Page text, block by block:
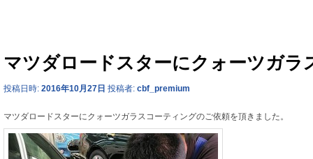
マツダロードスターにクォーツガラ
投稿日時: 2016年10月27日 投稿者: cbf_premium
マツダロードスターにクォーツガラスコーティングのご依頼を頂きました。